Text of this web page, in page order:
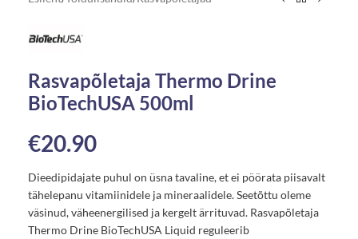
Rasvapõletaja Thermo Drine
BioTechUSA 500ml
€20.90
Dieedipidajate puhul on üsna tavaline, et ei pöörata piisavalt
tähelepanu vitamiinidele ja mineraalidele. Seetõttu oleme
väsinud, väheenergilised ja kergelt ärrituvad. Rasvapõletaja
Thermo Drine BioTechUSA Liquid reguleerib